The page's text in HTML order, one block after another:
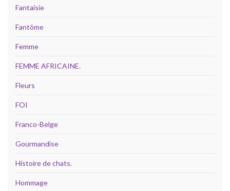
Fantaisie
Fantôme
Femme
FEMME AFRICAINE.
Fleurs
FOI
Franco-Belge
Gourmandise
Histoire de chats.
Hommage